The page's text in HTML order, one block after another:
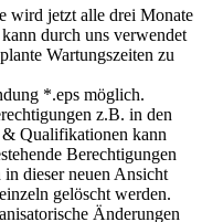
wird jetzt alle drei Monate
durch uns verwendet
Wartungszeiten zu
*.eps möglich.
z.B. in den
Qualifikationen kann
Berechtigungen
dieser neuen Ansicht
gelöscht werden.
Änderungen